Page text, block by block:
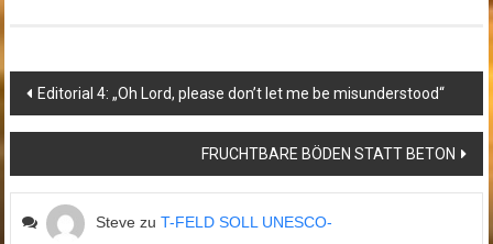
Beitragsnavigation
Editorial 4: „Oh Lord, please don’t let me be misunderstood“
FRUCHTBARE BÖDEN STATT BETON
Steve zuT-FELD SOLL UNESCO-